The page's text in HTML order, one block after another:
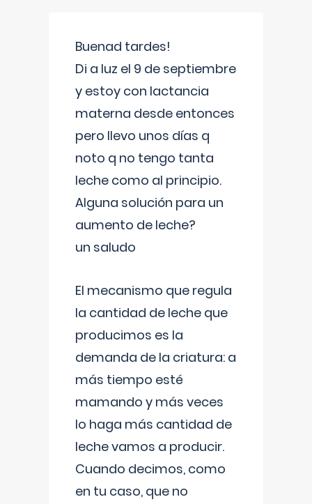
Buenad tardes!
Di a luz el 9 de septiembre
y estoy con lactancia
materna desde entonces
pero llevo unos días q
noto q no tengo tanta
leche como al principio.
Alguna solución para un
aumento de leche?
un saludo
El mecanismo que regula
la cantidad de leche que
producimos es la
demanda de la criatura: a
más tiempo esté
mamando y más veces
lo haga más cantidad de
leche vamos a producir.
Cuando decimos, como
en tu caso, que no